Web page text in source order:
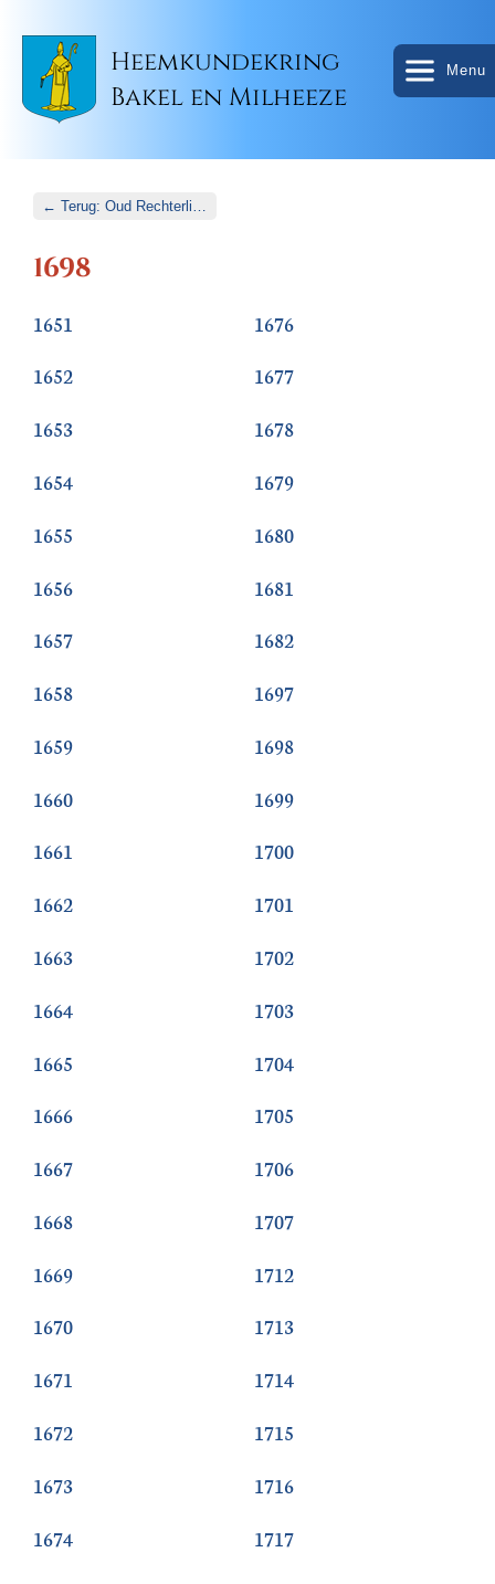
Heemkundekring
Bakel en Milheeze
Menu
1698
1651
1652
1653
1654
1655
1656
1657
1658
1659
1660
1661
1662
1663
1664
1665
1666
1667
1668
1669
1670
1671
1672
1673
1674
1676
1677
1678
1679
1680
1681
1682
1697
1698
1699
1700
1701
1702
1703
1704
1705
1706
1707
1712
1713
1714
1715
1716
1717